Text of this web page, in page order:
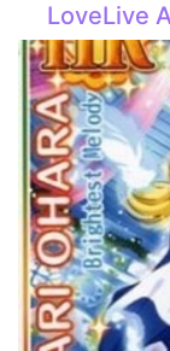
LoveLive